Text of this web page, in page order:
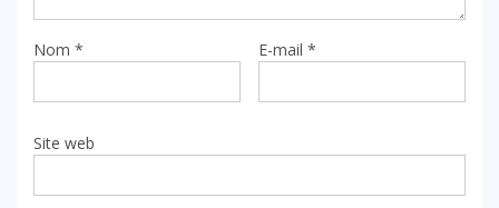
Nom * E-mail *
Site web